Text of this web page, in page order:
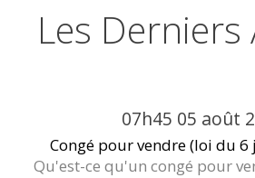
Les Derniers
07h45 05 août
Congé pour vendre (loi du 6
Qu'est-ce qu'un congé pour